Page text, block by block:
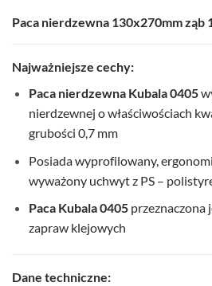
Paca nierdzewna 130x270mm ząb
Najważniejsze cechy:
Paca nierdzewna Kubala 0405
nierdzewnej o właściwościach
grubości 0,7 mm
Posiada wyprofilowany,
wyważony uchwyt z PS –
Paca Kubala 0405 przeznaczona
zapraw klejowych
Dane techniczne: